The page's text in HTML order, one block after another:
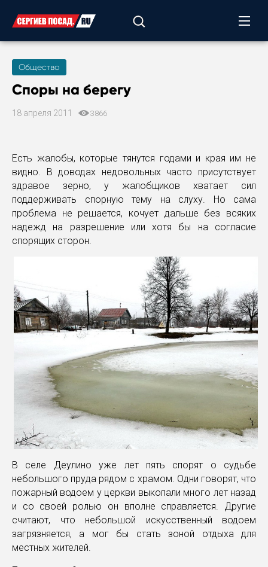
Общество
Споры на берегу
18 апреля 2011 3866
Есть жалобы, которые тянутся годами и края им не
видно. В доводах недовольных часто присутствует
здравое зерно, у жалобщиков хватает сил
поддерживать спорную тему на слуху. Но сама
проблема не решается, кочует дальше без всяких
надежд на разрешение или хотя бы на согласие
спорящих сторон.
В селе Деулино уже лет пять спорят о судьбе
небольшого пруда рядом с храмом. Одни говорят, что
пожарный водоем у церкви выкопали много лет назад
и со своей ролью он вполне справляется. Другие
считают, что небольшой искусственный водоем
загрязняется, а мог бы стать зоной отдыха для
местных жителей.